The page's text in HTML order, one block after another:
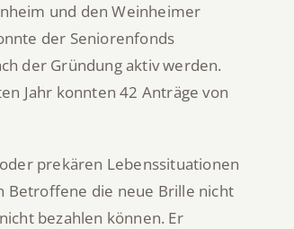
und den Weinheimer
der Seniorenfonds
der Gründung aktiv werden.
Jahr konnten 42 Anträge von
prekären Lebenssituationen
Betroffene die neue Brille nicht
bezahlen können. Er